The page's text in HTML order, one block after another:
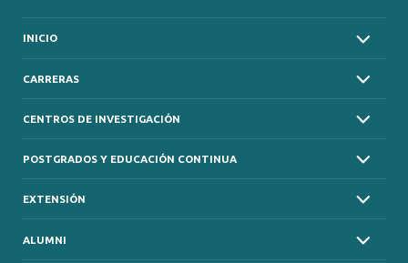
INICIO
CARRERAS
CENTROS DE INVESTIGACIÓN
POSTGRADOS Y EDUCACIÓN CONTINUA
EXTENSIÓN
ALUMNI